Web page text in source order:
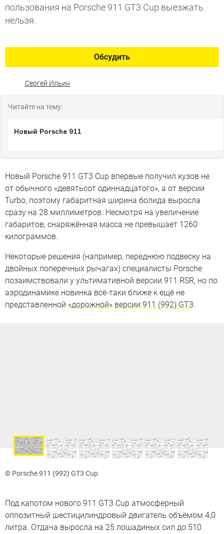
пользования на Porsche 911 GT3 Cup выезжать
нельзя.
Обсудить
Сергей Ильин
Читайте на тему:
Новый Porsche 911
Новый Porsche 911 GT3 Cup впервые получил кузов не
от обычного «девятьсот одиннадцатого», а от версии
Turbo, поэтому габаритная ширина болида выросла
сразу на 28 миллиметров. Несмотря на увеличение
габаритов, снаряжённая масса не превышает 1260
килограммов.
Некоторые решения (например, переднюю подвеску на
двойных поперечных рычагах) специалисты Porsche
позаимствовали у ультимативной версии 911 RSR, но по
аэродинамике новинка всё-таки ближе к ещё не
представленной «дорожной» версии 911 (992) GT3.
© Porsche 911 (992) GT3 Cup
Под капотом нового 911 GT3 Cup атмосферный
оппозитный шестицилиндровый двигатель объёмом 4,0
литра. Отдача выросла на 25 лошадиных сил до 510